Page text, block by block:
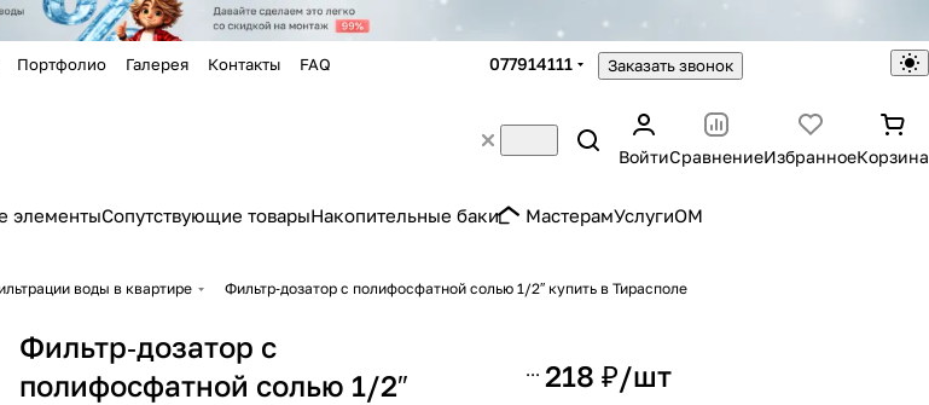
Портфолио Галерея Контакты FAQ 077914111 Заказать звонок
ВойтиСравнениеИзбранноеКорзина
элементыСопутствующие товарыНакопительные баки МастерамУслугиOM
воды в квартире Фильтр‑дозатор с полифосфатной солью 1/2″ купить в Тирасполе
Фильтр‑дозатор с
полифосфатной солью 1/2″
218 ₽/шт